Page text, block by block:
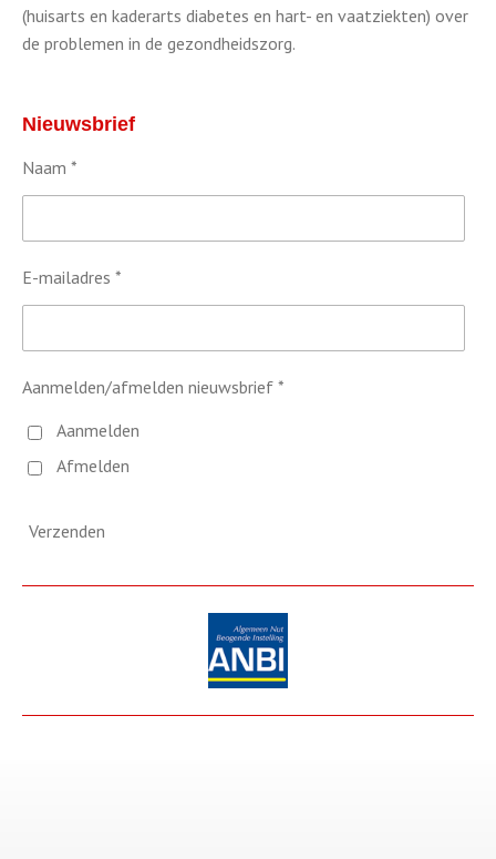
(huisarts en kaderarts diabetes en hart- en vaatziekten) over
de problemen in de gezondheidszorg.
Nieuwsbrief
Naam *
E-mailadres *
Aanmelden/afmelden nieuwsbrief *
Aanmelden
Afmelden
Verzenden